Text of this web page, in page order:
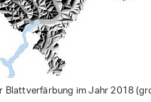
im Jahr 2018